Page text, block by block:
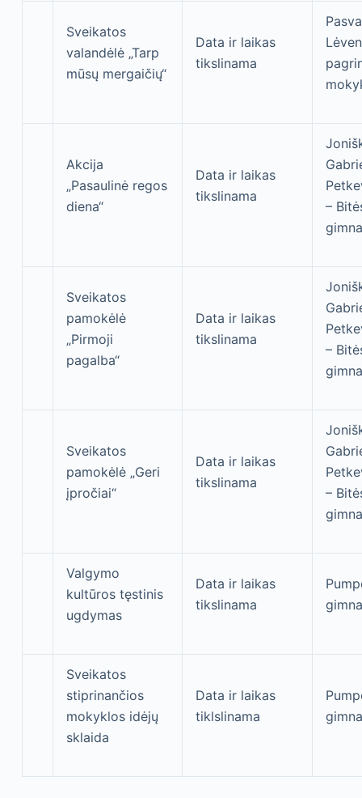
Sveikatos
valandėlė „Tarp
mūsų mergaičių“
Data ir laikas
tikslinama
Akcija
„Pasaulinė regos
diena“
Data ir laikas
tikslinama
–
Sveikatos
pamokėlė
„Pirmoji
pagalba“
Data ir laikas
tikslinama
–
Sveikatos
pamokėlė „Geri
įpročiai“
Data ir laikas
tikslinama
–
Valgymo
kultūros tęstinis
ugdymas
Data ir laikas
tikslinama
Sveikatos
stiprinančios
mokyklos idėjų
sklaida
Data ir laikas
tiklslinama